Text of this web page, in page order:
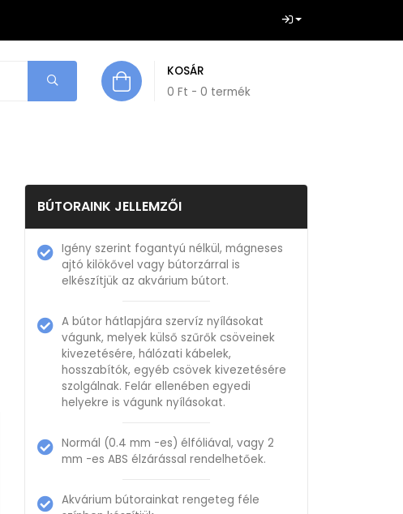
KOSÁR
0 Ft - 0 termék
BÚTORAINK JELLEMZŐI
Igény szerint fogantyú nélkül, mágneses
ajtó kilökővel vagy bútorzárral is
elkészítjük az akvárium bútort.
A bútor hátlapjára szervíz nyílásokat
vágunk, melyek külső szűrők csöveinek
kivezetésére, hálózati kábelek,
hosszabítók, egyéb csövek kivezetésére
szolgálnak. Felár ellenében egyedi
helyekre is vágunk nyílásokat.
Normál (0.4 mm -es) élfóliával, vagy 2
mm -es ABS élzárással rendelhetőek.
Akvárium bútorainkat rengeteg féle